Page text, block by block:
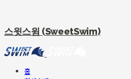
스윗스윔 (SweetSwim)
홈